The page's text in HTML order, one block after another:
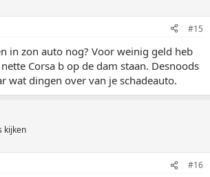
#15
in zon auto nog? Voor weinig geld heb
Corsa b op de dam staan. Desnoods
wat dingen over van je schadeauto.
kijken
#16